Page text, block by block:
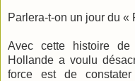
Parlera-t-on un jour du
Avec cette histoire
Hollande a voulu
force est de